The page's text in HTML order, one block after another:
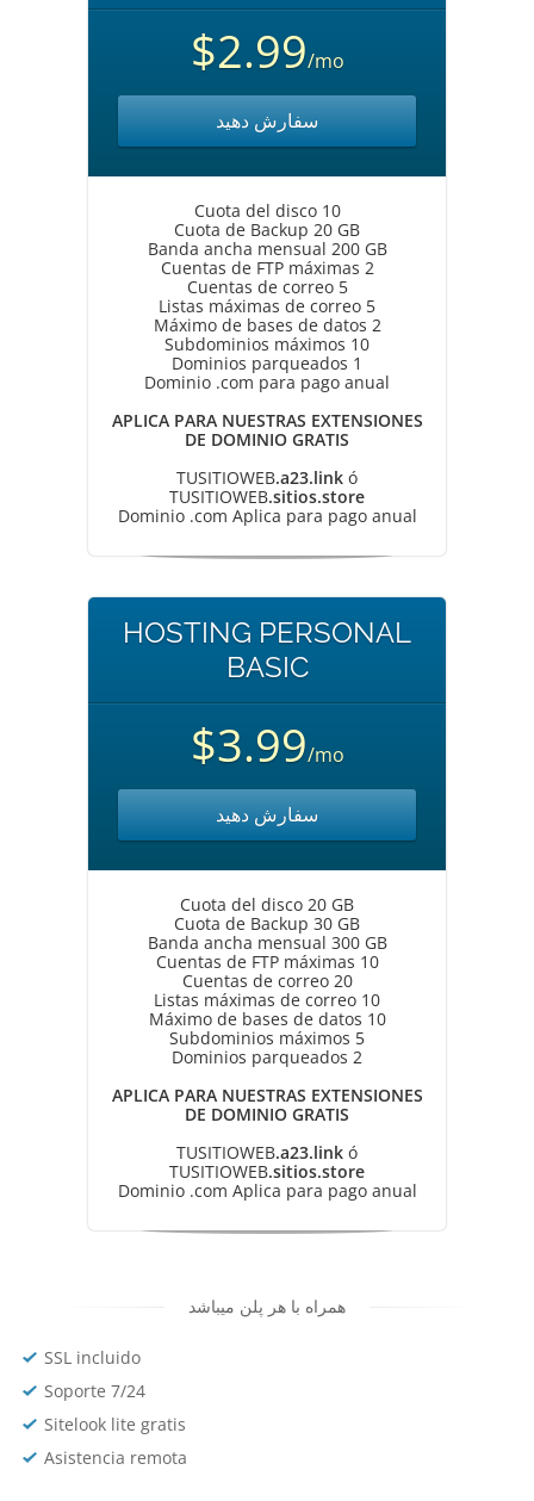
$2.99/mo
سفارش دهید
Cuota del disco 10
Cuota de Backup 20 GB
Banda ancha mensual 200 GB
Cuentas de FTP máximas 2
Cuentas de correo 5
Listas máximas de correo 5
Máximo de bases de datos 2
Subdominios máximos 10
Dominios parqueados 1
Dominio .com para pago anual
APLICA PARA NUESTRAS EXTENSIONES
DE DOMINIO GRATIS
TUSITIOWEB.a23.link ó
TUSITIOWEB.sitios.store
Dominio .com Aplica para pago anual
HOSTING PERSONAL
BASIC
$3.99/mo
سفارش دهید
Cuota del disco 20 GB
Cuota de Backup 30 GB
Banda ancha mensual 300 GB
Cuentas de FTP máximas 10
Cuentas de correo 20
Listas máximas de correo 10
Máximo de bases de datos 10
Subdominios máximos 5
Dominios parqueados 2
APLICA PARA NUESTRAS EXTENSIONES
DE DOMINIO GRATIS
TUSITIOWEB.a23.link ó
TUSITIOWEB.sitios.store
Dominio .com Aplica para pago anual
همراه با هر پلن میباشد
SSL incluido
Soporte 7/24
Sitelook lite gratis
Asistencia remota